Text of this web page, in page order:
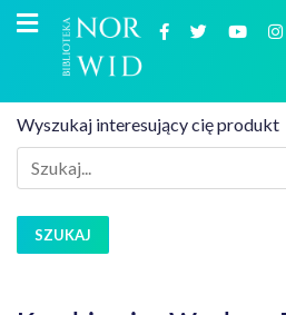
Wyszukaj interesujący cię produkt
SZUKAJ